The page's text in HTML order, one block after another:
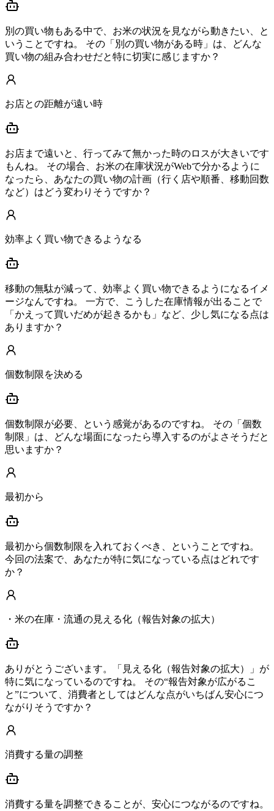
別の買い物もある中で、お米の状況を見ながら動きたい、と
いうことですね。 その「別の買い物がある時」は、どんな
買い物の組み合わせだと特に切実に感じますか？
お店との距離が遠い時
お店まで遠いと、行ってみて無かった時のロスが大きいです
もんね。 その場合、お米の在庫状況がWebで分かるように
なったら、あなたの買い物の計画（行く店や順番、移動回数
など）はどう変わりそうですか？
効率よく買い物できるようなる
移動の無駄が減って、効率よく買い物できるようになるイメ
ージなんですね。 一方で、こうした在庫情報が出ることで
「かえって買いだめが起きるかも」など、少し気になる点は
ありますか？
個数制限を決める
個数制限が必要、という感覚があるのですね。 その「個数
制限」は、どんな場面になったら導入するのがよさそうだと
思いますか？
最初から
最初から個数制限を入れておくべき、ということですね。
今回の法案で、あなたが特に気になっている点はどれです
か？
・米の在庫・流通の見える化（報告対象の拡大）
ありがとうございます。「見える化（報告対象の拡大）」が
特に気になっているのですね。 その“報告対象が広がるこ
と”について、消費者としてはどんな点がいちばん安心につ
ながりそうですか？
消費する量の調整
消費する量を調整できることが、安心につながるのですね。